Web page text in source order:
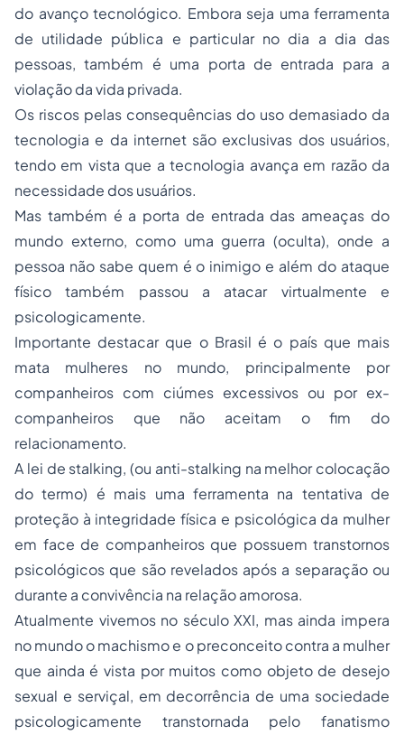
do avanço tecnológico. Embora seja uma ferramenta
de utilidade pública e particular no dia a dia das
pessoas, também é uma porta de entrada para a
violação da vida privada.
Os riscos pelas consequências do uso demasiado da
tecnologia e da internet são exclusivas dos usuários,
tendo em vista que a tecnologia avança em razão da
necessidade dos usuários.
Mas também é a porta de entrada das ameaças do
mundo externo, como uma guerra (oculta), onde a
pessoa não sabe quem é o inimigo e além do ataque
físico também passou a atacar virtualmente e
psicologicamente.
Importante destacar que o Brasil é o país que mais
mata mulheres no mundo, principalmente por
companheiros com ciúmes excessivos ou por ex-
companheiros que não aceitam o fim do
relacionamento.
A lei de stalking, (ou anti-stalking na melhor colocação
do termo) é mais uma ferramenta na tentativa de
proteção à integridade física e psicológica da mulher
em face de companheiros que possuem transtornos
psicológicos que são revelados após a separação ou
durante a convivência na relação amorosa.
Atualmente vivemos no século XXI, mas ainda impera
no mundo o machismo e o preconceito contra a mulher
que ainda é vista por muitos como objeto de desejo
sexual e serviçal, em decorrência de uma sociedade
psicologicamente transtornada pelo fanatismo